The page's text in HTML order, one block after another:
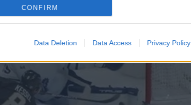
CONFIRM
Data Deletion Data Access Privacy Policy
vaikka mikä olisi.
– maali viedään pois paitsiona